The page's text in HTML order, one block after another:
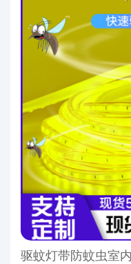
驱蚊灯带防蚊虫室